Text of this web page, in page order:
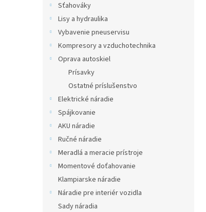
Sťahováky
Lisy a hydraulika
Vybavenie pneuservisu
Kompresory a vzduchotechnika
Oprava autoskiel
Prísavky
Ostatné príslušenstvo
Elektrické náradie
Spájkovanie
AKU náradie
Ručné náradie
Meradlá a meracie prístroje
Momentové doťahovanie
Klampiarske náradie
Náradie pre interiér vozidla
Sady náradia